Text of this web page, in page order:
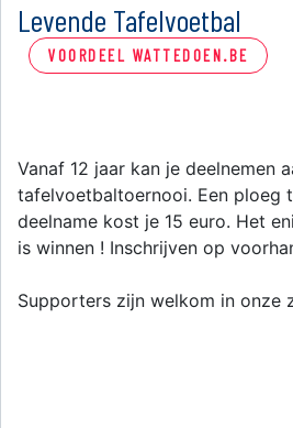
Levende Tafelvoetbal
VOORDEEL WATTEDOEN.BE
Vanaf 12 jaar kan je deelnemen
tafelvoetbaltoernooi. Een ploeg
deelname kost je 15 euro. Het
is winnen ! Inschrijven op
Supporters zijn welkom in onze